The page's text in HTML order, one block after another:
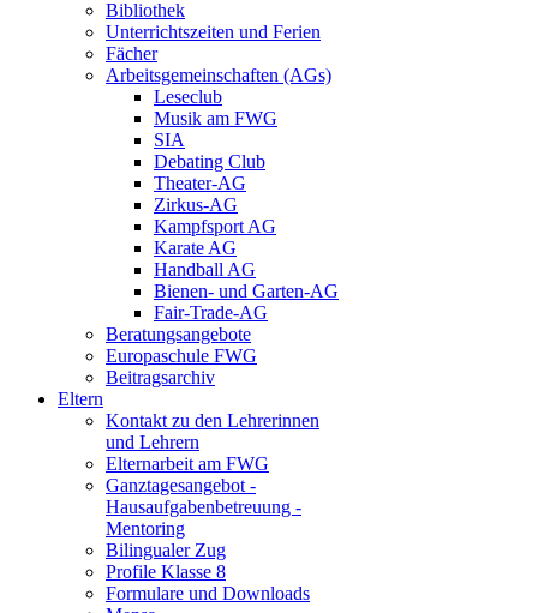
Bibliothek
Unterrichtszeiten und Ferien
Fächer
Arbeitsgemeinschaften (AGs)
Leseclub
Musik am FWG
SIA
Debating Club
Theater-AG
Zirkus-AG
Kampfsport AG
Karate AG
Handball AG
Bienen- und Garten-AG
Fair-Trade-AG
Beratungsangebote
Europaschule FWG
Beitragsarchiv
Eltern
Kontakt zu den Lehrerinnen
und Lehrern
Elternarbeit am FWG
Ganztagesangebot -
Hausaufgabenbetreuung -
Mentoring
Bilingualer Zug
Profile Klasse 8
Formulare und Downloads